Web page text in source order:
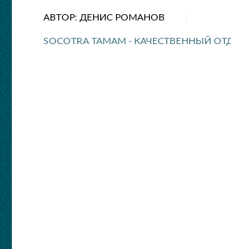
АВТОР: ДЕНИС РОМАНОВ
SOCOTRA TAMAM - КАЧЕСТВЕННЫЙ